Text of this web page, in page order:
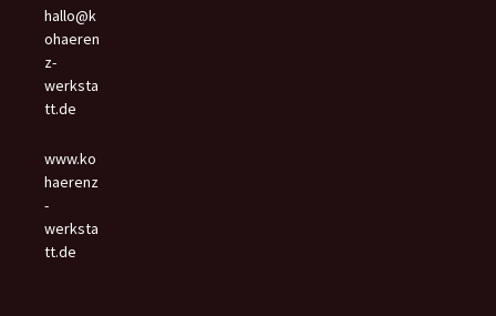
hallo@k
ohaeren
z-
werksta
tt.de
www.ko
haerenz
-
werksta
tt.de